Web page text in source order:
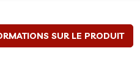
SUR LE PRODUIT